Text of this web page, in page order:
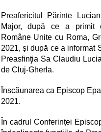
Preafericitul Părinte
Major, după ce a primit
Române Unite cu Roma,
2021, și după ce a informat
Preasfinţia Sa Claudiu
de Cluj-Gherla.
Înscăunarea ca Episcop
2021.
În cadrul Conferinței